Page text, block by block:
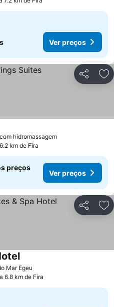
Ver preços
Partilhar
hidromassagem
km de Fira
preços
Ver preços
Partilhar
Mar Egeu
6.8 km de Fira